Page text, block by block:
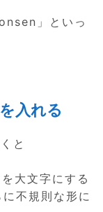
」といっ
入れる
と
大文字にする
不規則な形に